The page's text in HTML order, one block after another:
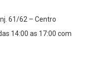
61/62 – Centro
14:00 as 17:00 com